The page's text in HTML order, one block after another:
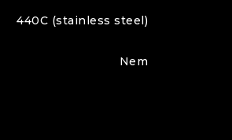
440C (stainless steel)
Nem